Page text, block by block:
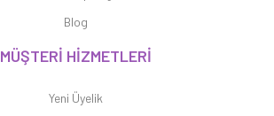
Blog
MÜŞTERİ HİZMETLERİ
Yeni Üyelik